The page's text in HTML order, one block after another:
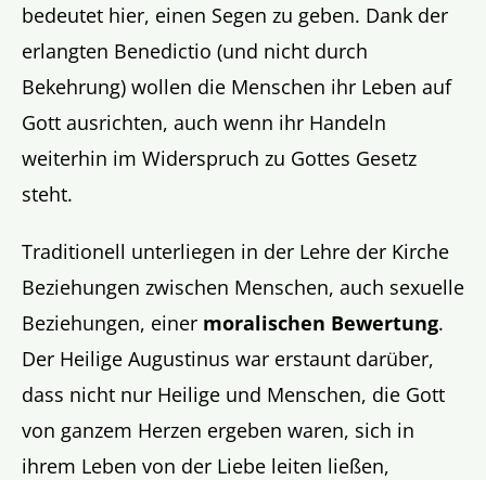
bedeutet hier, einen Segen zu geben. Dank der
erlangten Benedictio (und nicht durch
Bekehrung) wollen die Menschen ihr Leben auf
Gott ausrichten, auch wenn ihr Handeln
weiterhin im Widerspruch zu Gottes Gesetz
steht.
Traditionell unterliegen in der Lehre der Kirche
Beziehungen zwischen Menschen, auch sexuelle
Beziehungen, einer moralischen Bewertung.
Der Heilige Augustinus war erstaunt darüber,
dass nicht nur Heilige und Menschen, die Gott
von ganzem Herzen ergeben waren, sich in
ihrem Leben von der Liebe leiten ließen,